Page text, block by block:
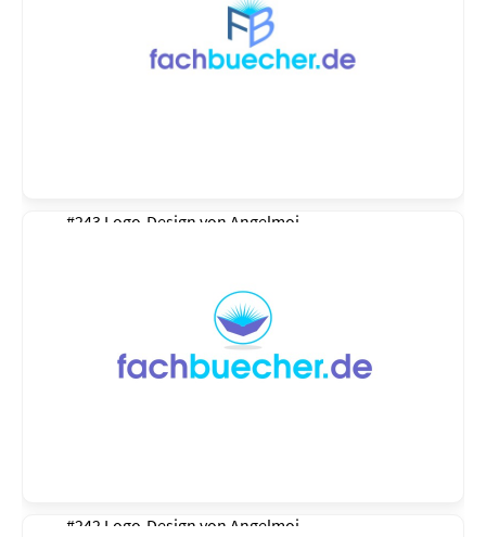
#243 Logo-Design von Angelmoj
#242 Logo-Design von Angelmoj